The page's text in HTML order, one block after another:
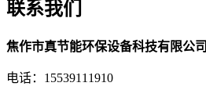
联系我们
焦作市真节能环保设备科技有限公司
电话：15539111910